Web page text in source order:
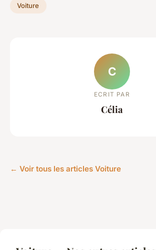
Voiture
C
ECRIT PAR
Célia
← Voir tous les articles Voiture